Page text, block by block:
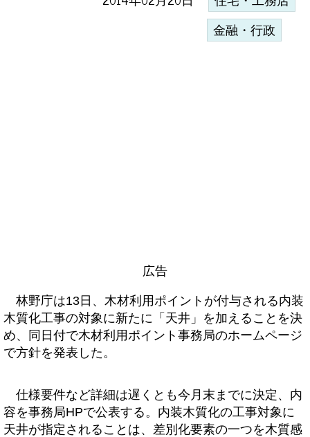
金融・行政
広告
林野庁は13日、木材利用ポイントが付与される内装
木質化工事の対象に新たに「天井」を加えることを決
め、同日付で木材利用ポイント事務局のホームページ
で方針を発表した。
仕様要件など詳細は遅くとも今月末までに決定、内
容を事務局HPで公表する。内装木質化の工事対象に
天井が指定されることは、差別化要素の一つを木質感